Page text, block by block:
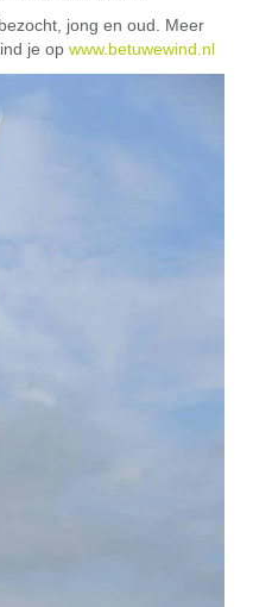
jong en oud. Meer
je op www.betuwewind.nl